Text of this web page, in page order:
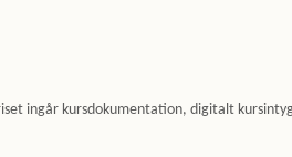
ingår kursdokumentation, digitalt